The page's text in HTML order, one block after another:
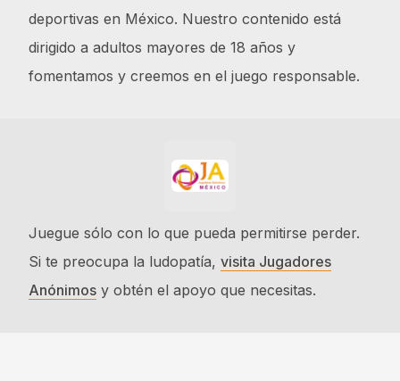
deportivas en México. Nuestro contenido está
dirigido a adultos mayores de 18 años y
fomentamos y creemos en el juego responsable.
Juegue sólo con lo que pueda permitirse perder.
Si te preocupa la ludopatía, visita Jugadores
Anónimos y obtén el apoyo que necesitas.